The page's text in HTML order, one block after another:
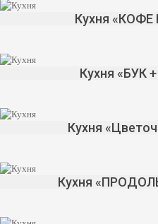
Кухня
Кухня «БУК
Кухня
Кухня